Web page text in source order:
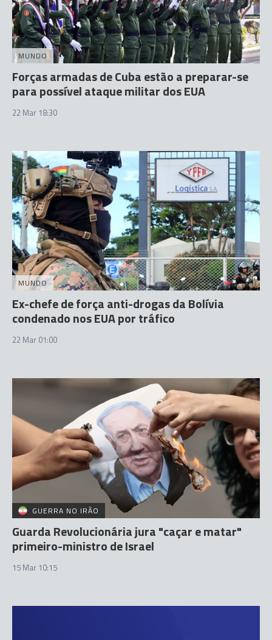
MUNDO
Forças armadas de Cuba estão a preparar-se
para possível ataque militar dos EUA
22 Mar 18:30
MUNDO
Ex-chefe de força anti-drogas da Bolívia
condenado nos EUA por tráfico
22 Mar 01:00
GUERRA NO IRÃO
Guarda Revolucionária jura "caçar e matar"
primeiro-ministro de Israel
15 Mar 10:15